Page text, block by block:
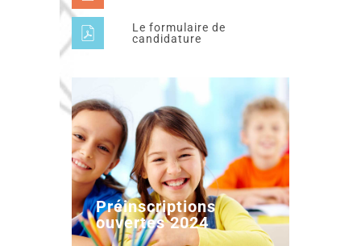
Le formulaire de
candidature
Préinscriptions
ouvertes 2024